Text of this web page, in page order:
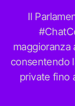
Il
maggioranza
consentendo
private fino